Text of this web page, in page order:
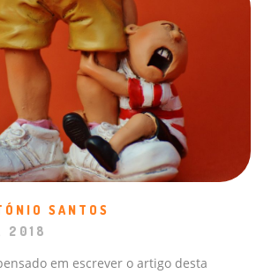
SANTOS
2018
em escrever o artigo desta